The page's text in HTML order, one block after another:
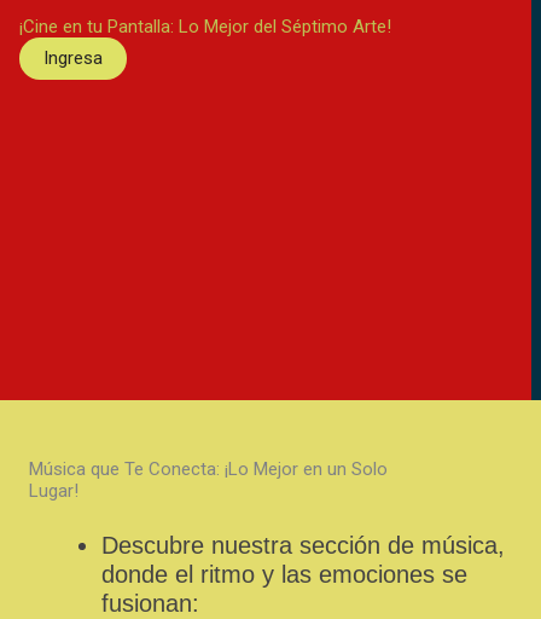
¡Cine en tu Pantalla: Lo Mejor del Séptimo Arte!
Ingresa
Música que Te Conecta: ¡Lo Mejor en un Solo
Lugar!
Descubre nuestra sección de música,
donde el ritmo y las emociones se
fusionan: